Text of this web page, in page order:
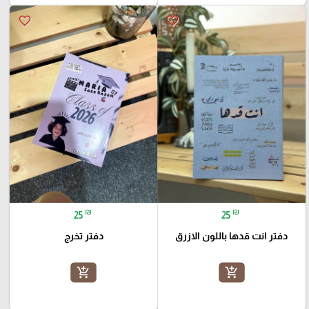
favorite_border
25 ₪
دفتر انت قدها باللون الازرق
add_shopping_cart
favorite_border
25 ₪
دفتر تخرج
add_shopping_cart